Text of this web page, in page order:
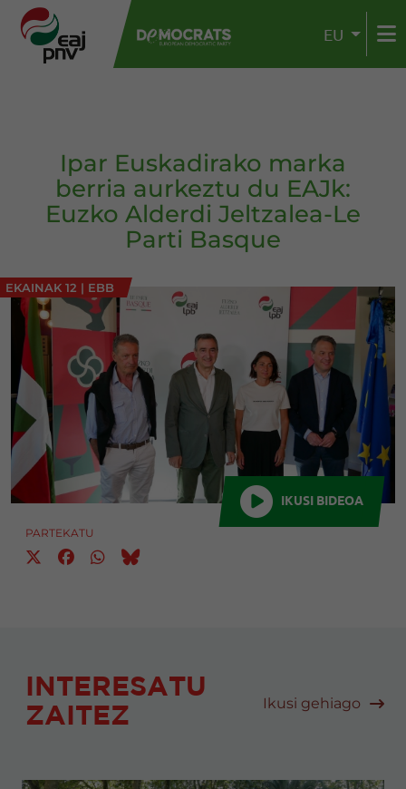
EU
Ipar Euskadirako marka
berria aurkeztu du EAJk:
Euzko Alderdi Jeltzalea-Le
Parti Basque
EKAINAK 12 | EBB
IKUSI BIDEOA
PARTEKATU
INTERESATU
ZAITEZ
Ikusi gehiago